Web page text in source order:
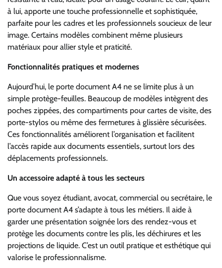
à lui, apporte une touche professionnelle et sophistiquée,
parfaite pour les cadres et les professionnels soucieux de leur
image. Certains modèles combinent même plusieurs
matériaux pour allier style et praticité.
Fonctionnalités pratiques et modernes
Aujourd’hui, le porte document A4 ne se limite plus à un
simple protège-feuilles. Beaucoup de modèles intègrent des
poches zippées, des compartiments pour cartes de visite, des
porte-stylos ou même des fermetures à glissière sécurisées.
Ces fonctionnalités améliorent l’organisation et facilitent
l’accès rapide aux documents essentiels, surtout lors des
déplacements professionnels.
Un accessoire adapté à tous les secteurs
Que vous soyez étudiant, avocat, commercial ou secrétaire, le
porte document A4 s’adapte à tous les métiers. Il aide à
garder une présentation soignée lors des rendez-vous et
protège les documents contre les plis, les déchirures et les
projections de liquide. C’est un outil pratique et esthétique qui
valorise le professionnalisme.